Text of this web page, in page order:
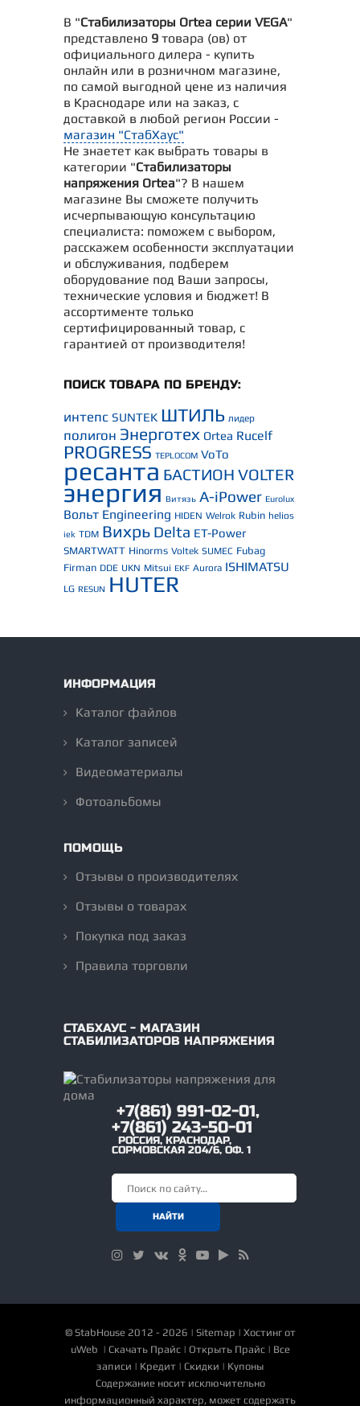
В "Стабилизаторы Ortea серии VEGA"
представлено 9 товара (ов) от
официального дилера - купить
онлайн или в розничном магазине,
по самой выгодной цене из наличия
в Краснодаре или на заказ, с
доставкой в любой регион России -
магазин "СтабХаус"
Не знаетет как выбрать товары в
категории "Стабилизаторы
напряжения Ortea"? В нашем
магазине Вы сможете получить
исчерпывающую консультацию
специалиста: поможем с выбором,
расскажем особенности эксплуатации
и обслуживания, подберем
оборудование под Ваши запросы,
технические условия и бюджет! В
ассортименте только
сертифицированный товар, с
гарантией от производителя!
ПОИСК ТОВАРА ПО БРЕНДУ:
интепс SUNTEK ШТИЛЬ лидер
полигон Энерготех Ortea Rucelf
PROGRESS TEPLOCOM VoTo
ресанта БАСТИОН VOLTER
энергия Витязь A-iPower Eurolux
Вольт Engineering HIDEN Welrok Rubin helios
iek TDM Вихрь Delta ET-Power
SMARTWATT Hinorms Voltek SUMEC Fubag
Firman DDE UKN Mitsui EKF Aurora ISHIMATSU
LG RESUN HUTER
ИНФОРМАЦИЯ
Каталог файлов
Каталог записей
Видеоматериалы
Фотоальбомы
ПОМОЩЬ
Отзывы о производителях
Отзывы о товарах
Покупка под заказ
Правила торговли
СТАБХАУС - МАГАЗИН
СТАБИЛИЗАТОРОВ НАПРЯЖЕНИЯ
+7(861) 991-02-01,
+7(861) 243-50-01
РОССИЯ,КРАСНОДАР,
СОРМОВСКАЯ 204/6, ОФ. 1
© StabHouse2012 - 2026 | Sitemap | Хостинг от
uWeb | Скачать Прайс| Открыть Прайс| Все
записи | Кредит | Скидки | Купоны
Содержание носит исключительно
информационный характер, может содержать